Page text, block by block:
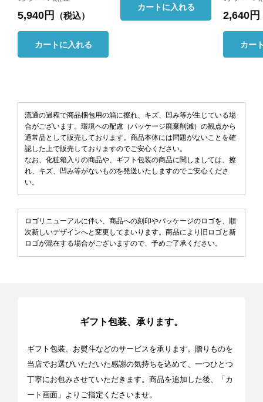
5,940円 （税込）
カートに入れる
カートに入れる
2,640円
カー
流通の過程で商品梱包用の箱に擦れ、キズ、凹み等が生じている場
合がございます。環境への配慮（パッケージ廃棄削減）の観点から
通常品として販売しております。商品本体には問題がないことを確
認した上で販売しておりますのでご安心ください。
なお、化粧箱入りの商品や、ギフト包装の商品に関しましては、擦
れ、キズ、凹み等がないものを発送いたしますのでご安心くださ
い。
ロゴリニューアルに伴い、商品への刻印やパッケージのロゴを、順
次新しいデザインへと変更してまいります。商品により旧ロゴと新
ロゴが混在する場合がございますので、予めご了承ください。
ギフト包装、承ります。
ギフト包装、お熨斗などのサービスを承ります。贈りものを
当店でお選びいただいた感謝の気持ちを込めて、一つひとつ
丁寧にお包みさせていただきます。商品を追加した後、「カ
ート画面」よりご指定くださいませ。